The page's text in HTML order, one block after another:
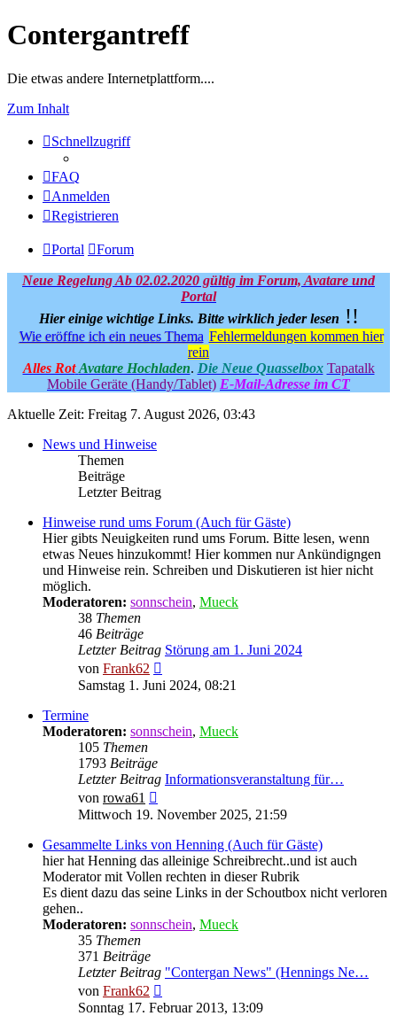
Contergantreff
Die etwas andere Internetplattform....
Zum Inhalt
Schnellzugriff
FAQ
Anmelden
Registrieren
Portal Forum
Neue Regelung Ab 02.02.2020 gültig im Forum, Avatare und
Portal
Hier einige wichtige Links. Bitte wirklich jeder lesen !!
Wie eröffne ich ein neues Thema Fehlermeldungen kommen hier
rein
Alles Rot Avatare Hochladen. Die Neue Quasselbox Tapatalk
Mobile Geräte (Handy/Tablet) E-Mail-Adresse im CT
Aktuelle Zeit: Freitag 7. August 2026, 03:43
News und Hinweise
Themen
Beiträge
Letzter Beitrag
Hinweise rund ums Forum (Auch für Gäste)
Hier gibts Neuigkeiten rund ums Forum. Bitte lesen, wenn
etwas Neues hinzukommt! Hier kommen nur Ankündigngen
und Hinweise rein. Schreiben und Diskutieren ist hier nicht
möglich.
Moderatoren: sonnschein, Mueck
38 Themen
46 Beiträge
Letzter Beitrag Störung am 1. Juni 2024
von Frank62
Beitrag
Samstag 1. Juni 2024, 08:21
Termine
Moderatoren: sonnschein, Mueck
105 Themen
1793 Beiträge
Letzter Beitrag Informationsveranstaltung für…
von rowa61
Beitrag
Mittwoch 19. November 2025, 21:59
Gesammelte Links von Henning (Auch für Gäste)
hier hat Henning das alleinige Schreibrecht..und ist auch
Moderator mit Vollen rechten in dieser Rubrik
Es dient dazu das seine Links in der Schoutbox nicht verloren
gehen..
Moderatoren: sonnschein, Mueck
35 Themen
371 Beiträge
Letzter Beitrag "Contergan News" (Hennings Ne…
von Frank62
Beitrag
Sonntag 17. Februar 2013, 13:09